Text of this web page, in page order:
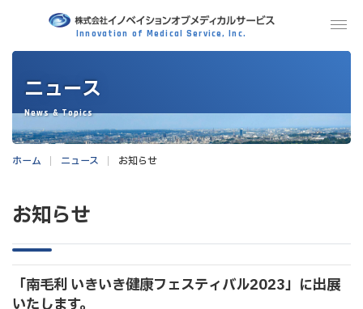
ニュース
News & Topics
ホーム ニュース お知らせ
お知らせ
「南毛利 いきいき健康フェスティバル2023」に出展